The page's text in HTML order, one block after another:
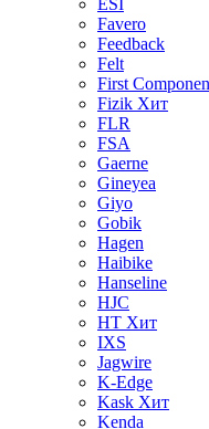
ESI
Favero
Feedback
Felt
First
Fizik Хит
FLR
FSA
Gaerne
Gineyea
Giyo
Gobik
Hagen
Haibike
Hanseline
HJC
HT Хит
IXS
Jagwire
K-Edge
Kask Хит
Kenda